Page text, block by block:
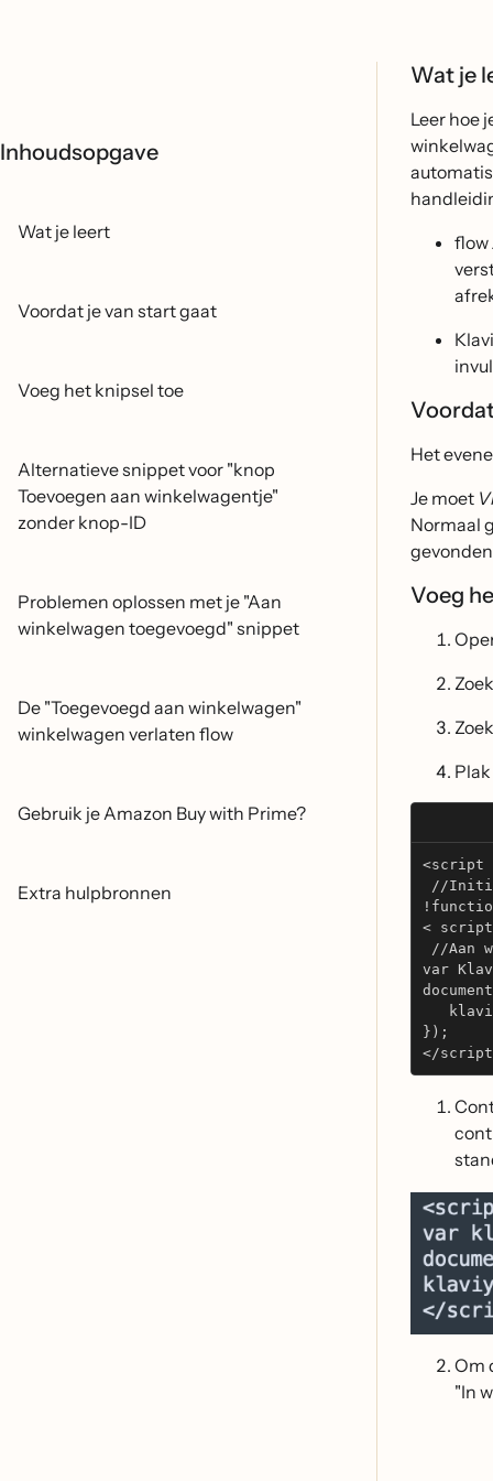
Inhoudsopgave
Wat je leert
Voordat je van start gaat
Voeg het knipsel toe
Alternatieve snippet voor "knop
Toevoegen aan winkelwagentje"
zonder knop-ID
Problemen oplossen met je "Aan
winkelwagen toegevoegd" snippet
De "Toegevoegd aan winkelwagen"
winkelwagen verlaten flow
Gebruik je Amazon Buy with Prime?
Extra hulpbronnen
Wat je
Leer hoe
flow
Het
Je moet
Normaal
Voeg
<script
//
<
//Aan
var
});
</
Om
"In